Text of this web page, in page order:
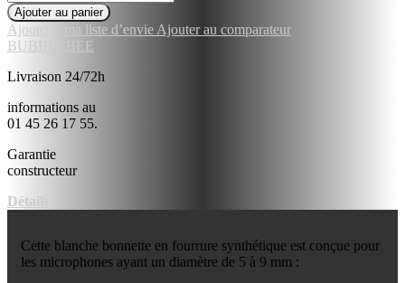
Ajouter au panier
Ajouter à ma liste d’envie Ajouter au comparateur
BUBBLEBEE
Livraison 24/72h
informations au
01 45 26 17 55.
Garantie
constructeur
Détails
Cette blanche bonnette en fourrure synthétique est conçue pour
les microphones ayant un diamètre de 5 à 9 mm :